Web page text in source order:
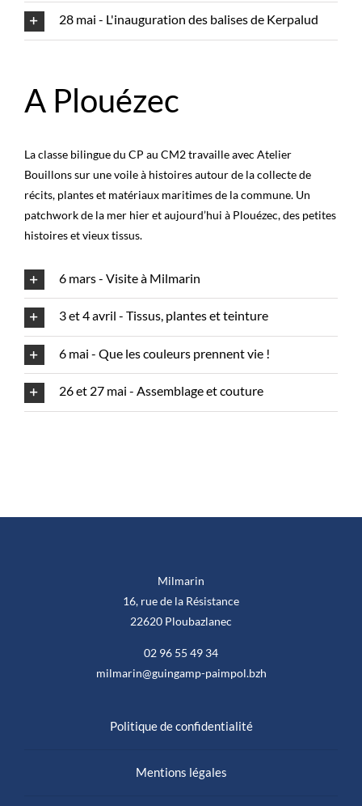
28 mai - L'inauguration des balises de Kerpalud
A Plouézec
La classe bilingue du CP au CM2 travaille avec Atelier
Bouillons sur une voile à histoires autour de la collecte de
récits, plantes et matériaux maritimes de la commune. Un
patchwork de la mer hier et aujourd’hui à Plouézec, des petites
histoires et vieux tissus.
6 mars - Visite à Milmarin
3 et 4 avril - Tissus, plantes et teinture
6 mai - Que les couleurs prennent vie !
26 et 27 mai - Assemblage et couture
Milmarin
16, rue de la Résistance
22620 Ploubazlanec
02 96 55 49 34
milmarin@guingamp-paimpol.bzh
Politique de confidentialité
Mentions légales